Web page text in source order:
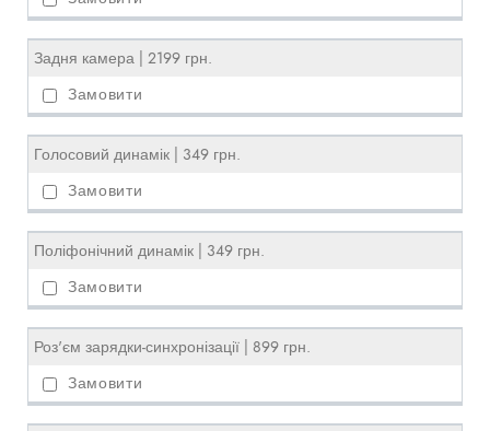
Задня камера | 2199 грн.
Голосовий динамік | 349 грн.
Поліфонічний динамік | 349 грн.
Роз'єм зарядки-синхронізації | 899 грн.